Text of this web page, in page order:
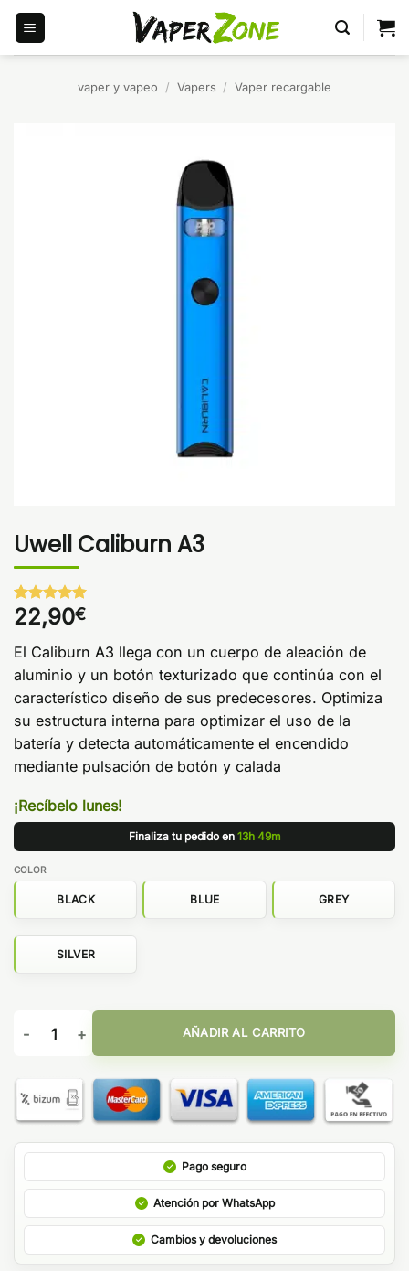
Saltar
contenido
vaper y vapeo / Vapers / Vaper recargable
Uwell Caliburn A3
Valorado
con5 de 5
1
valoración
de un
22,90€
El Caliburn A3 llega con un cuerpo de aleación de
aluminio y un botón texturizado que continúa con el
característico diseño de sus predecesores. Optimiza
su estructura interna para optimizar el uso de la
batería y detecta automáticamente el encendido
mediante pulsación de botón y calada
¡Recíbelo lunes!
Finaliza tu pedido en 13h 49m
COLOR
BLACK BLUE GREY
SILVER
Uwell Caliburn A3 cantidad
AÑADIR AL CARRITO
Pago seguro
Atención por WhatsApp
Cambios y devoluciones